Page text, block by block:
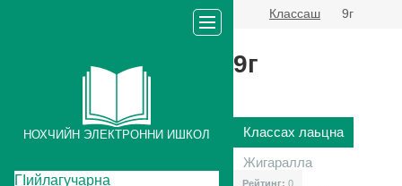
Классаш 9г
НОХЧИЙН ЭЛЕКТРОННИ ИШКОЛ
ГIийлагучарна
9г
Классах лаьцна
Жигаралла
Рейтинг: 0